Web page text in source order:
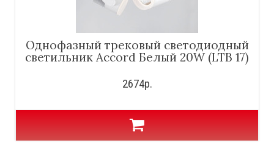
Однофазный трековый светодиодный
светильник Accord Белый 20W (LTB 17)
2674р.